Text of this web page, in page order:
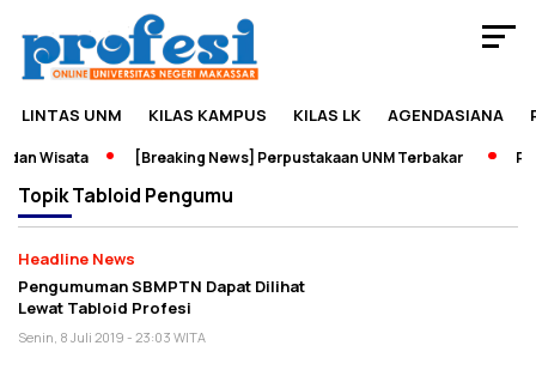
LINTAS UNM KILAS KAMPUS KILAS LK AGENDASIANA
Wisata [Breaking News] Perpustakaan UNM Terbakar
TopikTabloid Pengumu
Headline News
Pengumuman SBMPTN Dapat Dilihat
Lewat Tabloid Profesi
Senin, 8 Juli 2019 - 23:03 WITA